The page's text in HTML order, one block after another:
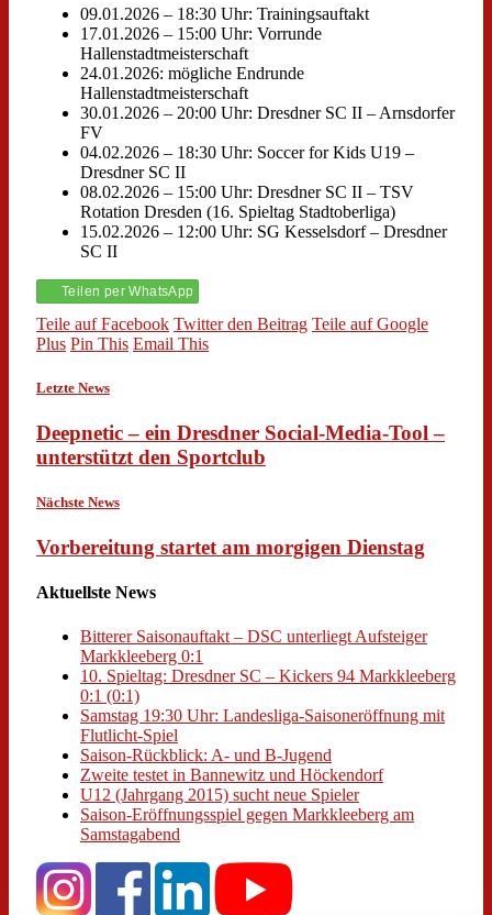
09.01.2026 – 18:30 Uhr: Trainingsauftakt
17.01.2026 – 15:00 Uhr: Vorrunde
Hallenstadtmeisterschaft
24.01.2026: mögliche Endrunde
Hallenstadtmeisterschaft
30.01.2026 – 20:00 Uhr: Dresdner SC II – Arnsdorfer
FV
04.02.2026 – 18:30 Uhr: Soccer for Kids U19 –
Dresdner SC II
08.02.2026 – 15:00 Uhr: Dresdner SC II – TSV
Rotation Dresden (16. Spieltag Stadtoberliga)
15.02.2026 – 12:00 Uhr: SG Kesselsdorf – Dresdner
SC II
Teilen per WhatsApp
Teile auf Facebook Twitter den Beitrag Teile auf Google
Plus Pin This Email This
Letzte News
Deepnetic – ein Dresdner Social-Media-Tool –
unterstützt den Sportclub
Nächste News
Vorbereitung startet am morgigen Dienstag
Aktuellste News
Bitterer Saisonauftakt – DSC unterliegt Aufsteiger
Markkleeberg 0:1
10. Spieltag: Dresdner SC – Kickers 94 Markkleeberg
0:1 (0:1)
Samstag 19:30 Uhr: Landesliga-Saisoneröffnung mit
Flutlicht-Spiel
Saison-Rückblick: A- und B-Jugend
Zweite testet in Bannewitz und Höckendorf
U12 (Jahrgang 2015) sucht neue Spieler
Saison-Eröffnungsspiel gegen Markkleeberg am
Samstagabend